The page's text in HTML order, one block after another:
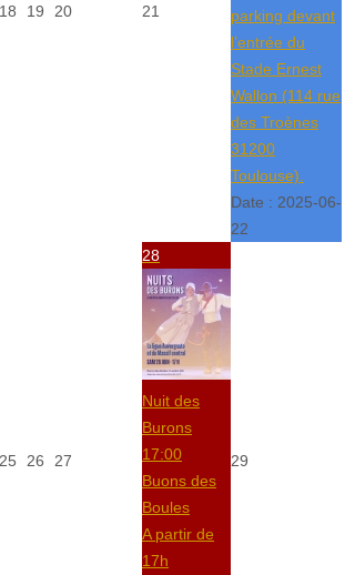
18 19 20 21
parking devant
l’entrée du
Stade Ernest
Wallon (114 rue
des Troènes
31200
Toulouse).
Date : 2025-06-
22
25 26 27
28
Nuit des
Burons
17:00
Buons des
Boules
A partir de
17h
29